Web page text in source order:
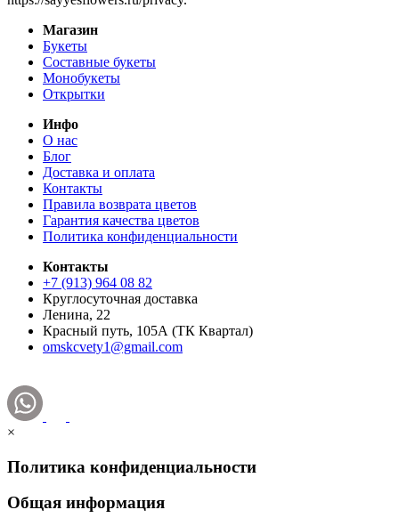
Магазин
Букеты
Составные букеты
Монобукеты
Открытки
Инфо
О нас
Блог
Доставка и оплата
Контакты
Правила возврата цветов
Гарантия качества цветов
Политика конфиденциальности
Контакты
+7 (913) 964 08 82
Круглосуточная доставка
Ленина, 22
Красный путь, 105А (ТК Квартал)
omskcvety1@gmail.com
×
Политика конфиденциальности
Общая информация